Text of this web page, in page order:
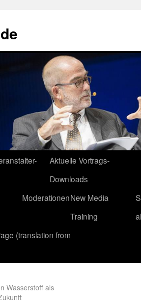
Aktuelle Vortrags-
Downloads
ModerationenNew Media
Training
(translation from
Wasserstoff als